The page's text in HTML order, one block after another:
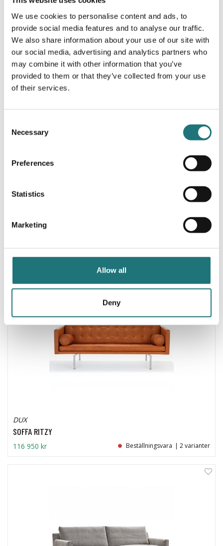
We use cookies to personalise content and ads, to
provide social media features and to analyse our traffic.
We also share information about your use of our site with
our social media, advertising and analytics partners who
may combine it with other information that you’ve
provided to them or that they’ve collected from your use
of their services.
Selection
Necessary
Preferences
Statistics
Marketing
Allow all
Deny
39 990 kr 42 990 kr Beställningsvara | 20 varianter
0%
46 990 kr | 9 varianter
DUX
SOFFA RITZY
116 950 kr Beställningsvara | 2 varianter